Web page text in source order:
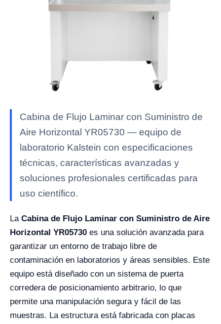
Cabina de Flujo Laminar con Suministro de
Aire Horizontal YR05730 — equipo de
laboratorio Kalstein con especificaciones
técnicas, características avanzadas y
soluciones profesionales certificadas para
uso científico.
La Cabina de Flujo Laminar con Suministro de Aire
Horizontal YR05730 es una solución avanzada para
garantizar un entorno de trabajo libre de
contaminación en laboratorios y áreas sensibles. Este
equipo está diseñado con un sistema de puerta
corredera de posicionamiento arbitrario, lo que
permite una manipulación segura y fácil de las
muestras. La estructura está fabricada con placas